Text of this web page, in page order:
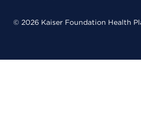
© 2026 Kaiser Foundation Health